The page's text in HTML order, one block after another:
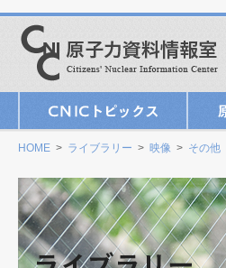
HOME > ライブラリー > 映像 > その他